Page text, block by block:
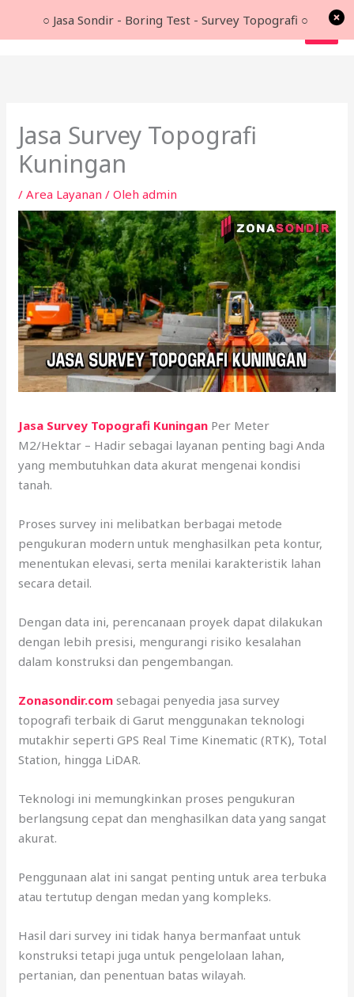
○ Jasa Sondir - Boring Test - Survey Topografi ○
Jasa Survey Topografi
Kuningan
/Area Layanan / Olehadmin
Jasa Survey Topografi Kuningan Per Meter
M2/Hektar – Hadir sebagai layanan penting bagi Anda
yang membutuhkan data akurat mengenai kondisi
tanah.
Proses survey ini melibatkan berbagai metode
pengukuran modern untuk menghasilkan peta kontur,
menentukan elevasi, serta menilai karakteristik lahan
secara detail.
Dengan data ini, perencanaan proyek dapat dilakukan
dengan lebih presisi, mengurangi risiko kesalahan
dalam konstruksi dan pengembangan.
Zonasondir.com sebagai penyedia jasa survey
topografi terbaik di Garut menggunakan teknologi
mutakhir seperti GPS Real Time Kinematic (RTK), Total
Station, hingga LiDAR.
Teknologi ini memungkinkan proses pengukuran
berlangsung cepat dan menghasilkan data yang sangat
akurat.
Penggunaan alat ini sangat penting untuk area terbuka
atau tertutup dengan medan yang kompleks.
Hasil dari survey ini tidak hanya bermanfaat untuk
konstruksi tetapi juga untuk pengelolaan lahan,
pertanian, dan penentuan batas wilayah.